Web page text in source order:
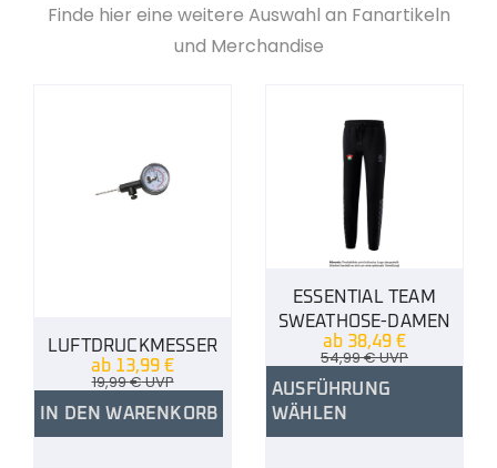
Finde hier eine weitere Auswahl an Fanartikeln
und Merchandise
LUFTDRUCKMESSER
ab 13,99 €
19,99€UVP
IN DEN WARENKORB
ESSENTIAL TEAM
SWEATHOSE-DAMEN
ab 38,49 €
54,99€UVP
AUSFÜHRUNG
WÄHLEN